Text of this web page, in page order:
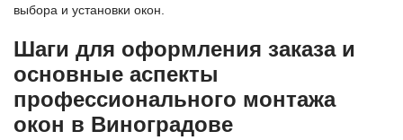
выбора и установки окон.
Шаги для оформления заказа и
основные аспекты
профессионального монтажа
окон в Виноградове